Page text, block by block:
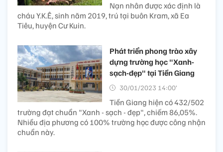
Nạn nhân được xác định là
cháu Y.K.Ê, sinh năm 2019, trú tại buôn Kram, xã Ea
Tiêu, huyện Cư Kuin.
Phát triển phong trào xây
dựng trường học "Xanh-
sạch-đẹp" tại Tiền Giang
30/01/2023 14:00’
Tiền Giang hiện có 432/502
trường đạt chuẩn "Xanh - sạch - đẹp", chiếm 86,05%.
Nhiều địa phương có 100% trường học được công nhận
chuẩn này.